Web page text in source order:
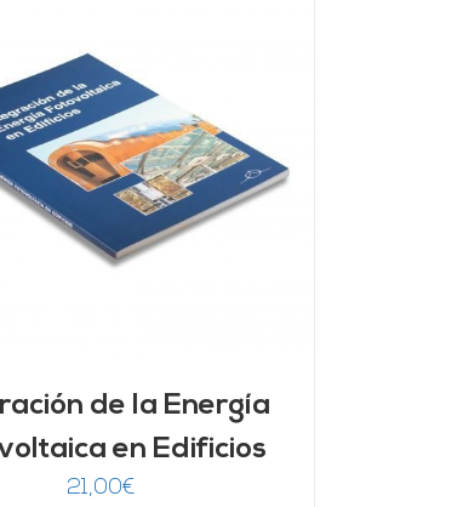
de la Energía
en Edificios
21,00€